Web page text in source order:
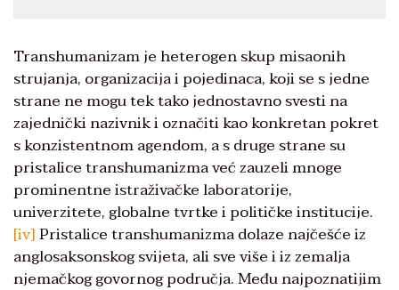
Transhumanizam je heterogen skup misaonih
strujanja, organizacija i pojedinaca, koji se s jedne
strane ne mogu tek tako jednostavno svesti na
zajednički nazivnik i označiti kao konkretan pokret
s konzistentnom agendom, a s druge strane su
pristalice transhumanizma već zauzeli mnoge
prominentne istraživačke laboratorije,
univerzitete, globalne tvrtke i političke institucije.
[iv]Pristalice transhumanizma dolaze najčešće iz
anglosaksonskog svijeta, ali sve više i iz zemalja
njemačkog govornog područja. Među najpoznatijim